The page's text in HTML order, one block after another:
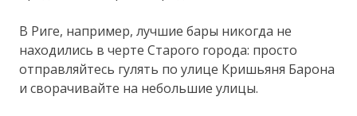
В Риге, например, лучшие бары никогда не
находились в черте Старого города: просто
отправляйтесь гулять по улице Кришьяня Барона
и сворачивайте на небольшие улицы.